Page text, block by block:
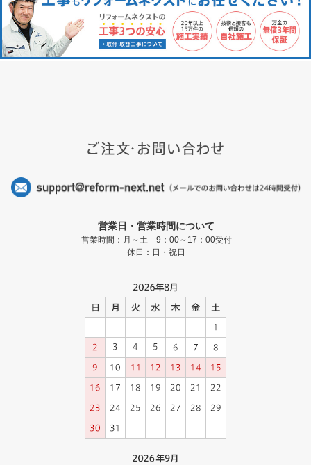
営業日・営業時間について
営業時間：月～土 9：00～17：00受付
休日：日・祝日